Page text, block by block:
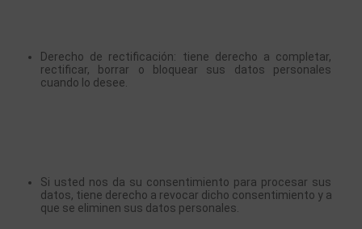
Derecho de rectificación: tiene derecho a completar,
rectificar, borrar o bloquear sus datos personales
cuando lo desee.
Si usted nos da su consentimiento para procesar sus
datos, tiene derecho a revocar dicho consentimiento y a
que se eliminen sus datos personales.